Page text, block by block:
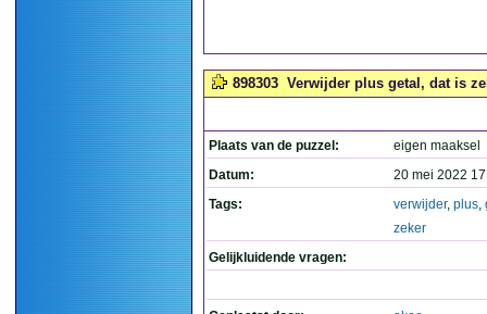
898303 Verwijder plus getal, dat is
Plaats van de puzzel:
eigen maaksel
Datum:
20 mei 2022
Tags:
verwijder, plus,
zeker
Gelijkluidende vragen: